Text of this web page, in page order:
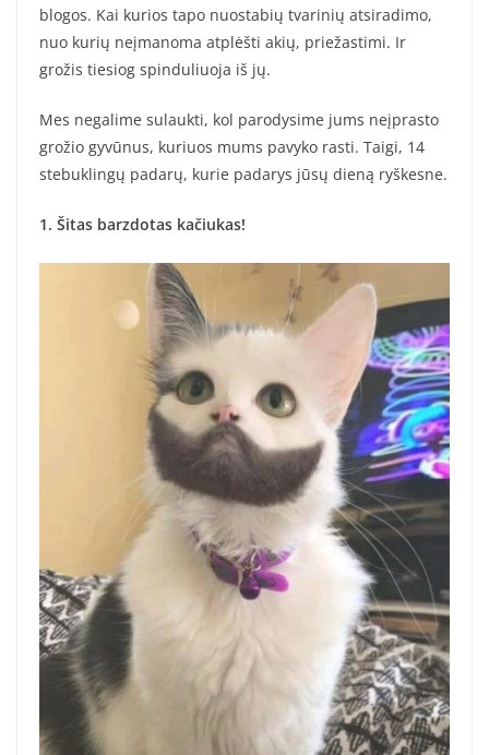
blogos. Kai kurios tapo nuostabių tvarinių atsiradimo,
nuo kurių neįmanoma atplėšti akių, priežastimi. Ir
grožis tiesiog spinduliuoja iš jų.
Mes negalime sulaukti, kol parodysime jums neįprasto
grožio gyvūnus, kuriuos mums pavyko rasti. Taigi, 14
stebuklingų padarų, kurie padarys jūsų dieną ryškesne.
1. Šitas barzdotas kačiukas!